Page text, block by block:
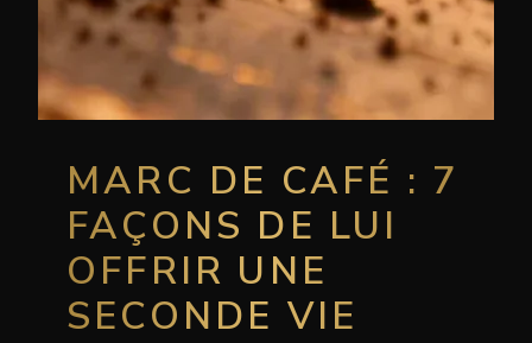
MARC DE CAFÉ : 7
FAÇONS DE LUI
OFFRIR UNE
SECONDE VIE